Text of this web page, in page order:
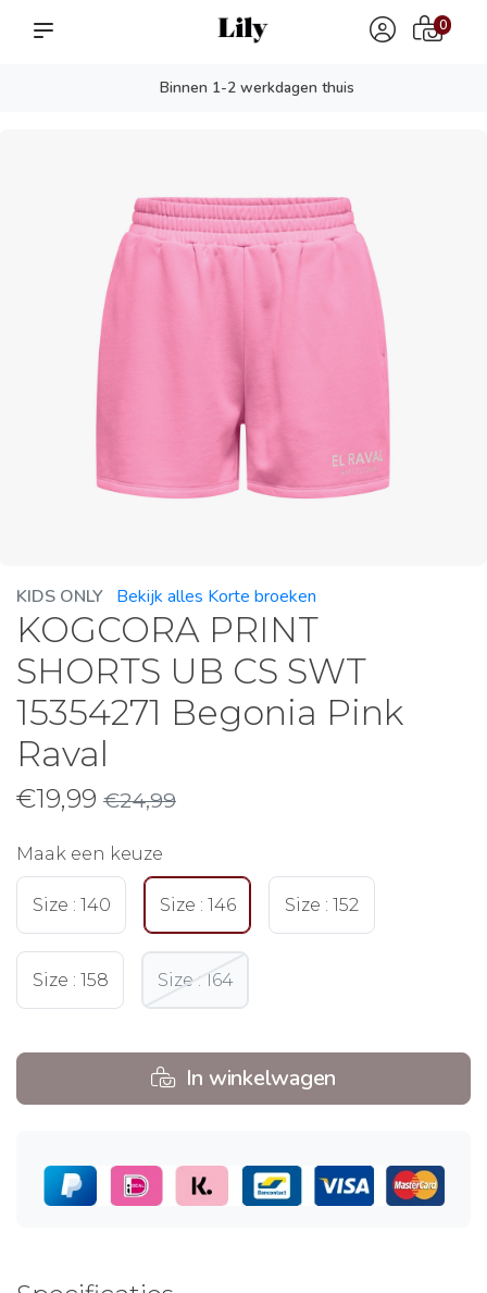
Binnen 1-2 werkdagen thuis
0
KIDS ONLY Bekijk alles Korte broeken
KOGCORA PRINT
SHORTS UB CS SWT
15354271 Begonia Pink
Raval
€19,99 €24,99
Maak een keuze
Size : 140 Size : 146 Size : 152
Size : 158 Size : 164
In winkelwagen